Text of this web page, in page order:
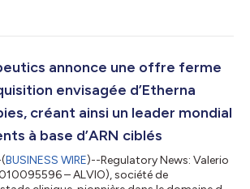
SA (« Abivax »), définissant les
et développement. Les modalités
soumises à la...
annonce une offre ferme
envisagée d’Etherna
créant ainsi un leader mondial
à base d’ARN ciblés
BUSINESS WIRE)--Regulatory News: Valerio
– ALVIO), société de